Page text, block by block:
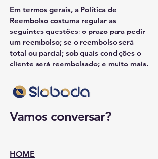
Em termos gerais, a Política de
Reembolso costuma regular as
seguintes questões: o prazo para pedir
um reembolso; se o reembolso será
total ou parcial; sob quais condições o
cliente será reembolsado; e muito mais.
Vamos conversar?
HOME